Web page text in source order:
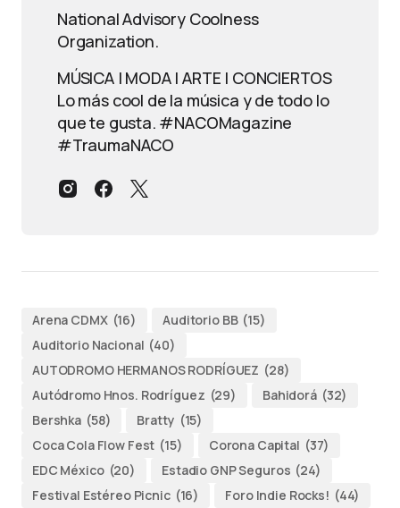
National Advisory Coolness
Organization.
MÚSICA | MODA | ARTE | CONCIERTOS
Lo más cool de la música y de todo lo
que te gusta. #NACOMagazine
#TraumaNACO
Arena CDMX (16) Auditorio BB (15)
Auditorio Nacional (40)
AUTODROMO HERMANOS RODRÍGUEZ (28)
Autódromo Hnos. Rodríguez (29) Bahidorá (32)
Bershka (58) Bratty (15)
Coca Cola Flow Fest (15) Corona Capital (37)
EDC México (20) Estadio GNP Seguros (24)
Festival Estéreo Picnic (16) Foro Indie Rocks! (44)